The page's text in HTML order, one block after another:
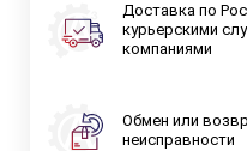
Доставка по
курьерскими
компаниями
Обмен или
неисправности